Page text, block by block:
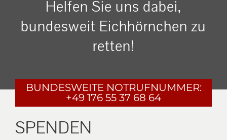
Helfen Sie uns dabei,
bundesweit Eichhörnchen zu
retten!
BUNDESWEITE NOTRUFNUMMER:
+49 176 55 37 68 64
SPENDEN